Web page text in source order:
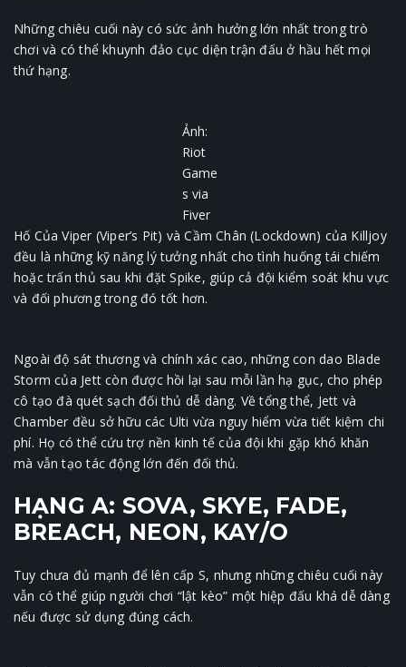
Những chiêu cuối này có sức ảnh hưởng lớn nhất trong trò
chơi và có thể khuynh đảo cục diện trận đấu ở hầu hết mọi
thứ hạng.
Ảnh:
Riot
Game
s via
Fiver
Hố Của Viper (Viper’s Pit) và Cầm Chân (Lockdown) của Killjoy
đều là những kỹ năng lý tưởng nhất cho tình huống tái chiếm
hoặc trấn thủ sau khi đặt Spike, giúp cả đội kiểm soát khu vực
và đối phương trong đó tốt hơn.
Ngoài độ sát thương và chính xác cao, những con dao Blade
Storm của Jett còn được hồi lại sau mỗi lần hạ gục, cho phép
cô tạo đà quét sạch đối thủ dễ dàng. Về tổng thể, Jett và
Chamber đều sở hữu các Ulti vừa nguy hiểm vừa tiết kiệm chi
phí. Họ có thể cứu trợ nền kinh tế của đội khi gặp khó khăn
mà vẫn tạo tác động lớn đến đối thủ.
HẠNG A: SOVA, SKYE, FADE,
BREACH, NEON, KAY/O
Tuy chưa đủ mạnh để lên cấp S, nhưng những chiêu cuối này
vẫn có thể giúp người chơi “lật kèo” một hiệp đấu khá dễ dàng
nếu được sử dụng đúng cách.